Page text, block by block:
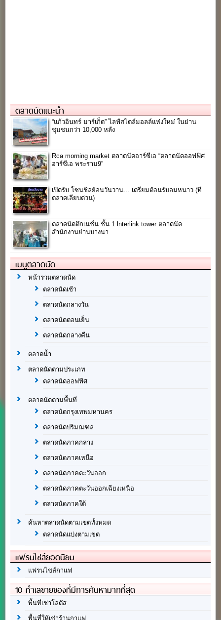
ตลาดนัดแนะนำ
“แก้วอินทร์ มาร์เก็ต” ไลฟ์สไตล์มอลล์แห่งใหม่ ในย่าน
ชุมชนกว่า 10,000 หลัง
Rca morning market ตลาดนัดอาร์ซีเอ “ตลาดนัดออฟฟิศ
อาร์ซีเอ พระราม9”
เปิดรับ โซนชิลย้อนวันวาน… เตรียมต้อนรับลมหนาว (ที่
ตลาดเลียบด่วน)
ตลาดนัดตึกเนชั่น ชั้น.1 lnterlink tower ตลาดนัด
สำนักงานย่านบางนา
เมนูตลาดนัด
หน้ารวมตลาดนัด
ตลาดนัดเช้า
ตลาดนัดกลางวัน
ตลาดนัดตอนเย็น
ตลาดนัดกลางคืน
ตลาดน้ำ
ตลาดนัดตามประเภท
ตลาดนัดออฟฟิศ
ตลาดนัดตามพื้นที่
ตลาดนัดกรุงเทพมหานคร
ตลาดนัดปริมณฑล
ตลาดนัดภาคกลาง
ตลาดนัดภาคเหนือ
ตลาดนัดภาคตะวันออก
ตลาดนัดภาคตะวันออกเฉียงเหนือ
ตลาดนัดภาคใต้
ค้นหาตลาดนัดตามเขตทั้งหมด
ตลาดนัดแบ่งตามเขต
แฟรนไชส์ยอดนิยม
แฟรนไชส์กาแฟ
10 ทำเลขายของที่มีการค้นหามากที่สุด
พื้นที่เช่าโลตัส
พื้นที่ให้เช่าร้านกาแฟ